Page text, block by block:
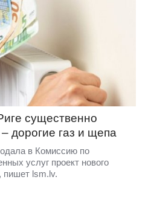
существенно
дорогие газ и щепа
в Комиссию по
услуг проект нового
пишет lsm.lv.